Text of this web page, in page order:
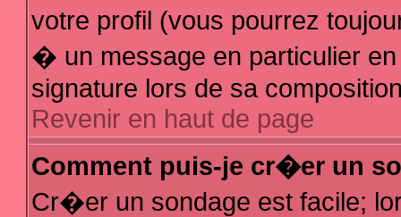
votre profil (vous pourrez
� un message en particulier
signature lors de sa
Revenir en haut de page
Comment puis-je cr�er un
Cr�er un sondage est facile;